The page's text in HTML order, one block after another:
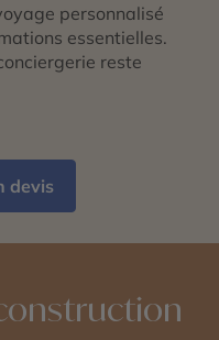
personnalisé
essentielles.
reste
devis